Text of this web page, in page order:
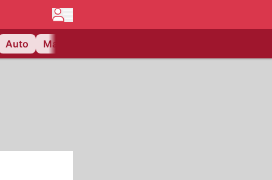
Auto Matchcenter